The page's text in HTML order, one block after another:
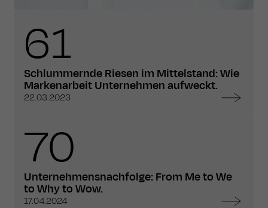
61
Schlummernde Riesen im Mittelstand: Wie
Markenarbeit Unternehmen aufweckt.
22.03.2023
70
Unternehmensnachfolge: From Me to We
to Why to Wow.
17.04.2024